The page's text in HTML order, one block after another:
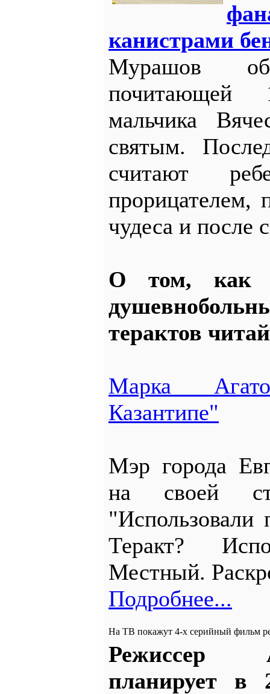
канистрами
Мурашов
почитающей
мальчика
святым.
считают
прорицателем,
чудеса и после
О том, как
терактов
Марка
Казантипе"
Мэр города
на своей
"Использовали
Теракт?
Местный.
Подробнее...
На ТВ покажут 4-х серийный фильм
Режиссер
планирует в